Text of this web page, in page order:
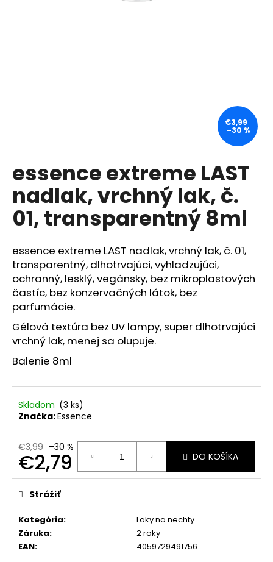
essence extreme LAST
nadlak, vrchný lak, č.
01, transparentný 8ml
essence extreme LAST nadlak, vrchný lak, č. 01,
transparentný, dlhotrvajúci, vyhladzujúci,
ochranný, lesklý, vegánsky, bez mikroplastových
častíc, bez konzervačných látok, bez
parfumácie.
Gélová textúra bez UV lampy, super dlhotrvajúci
vrchný lak, menej sa olupuje.
Balenie 8ml
Skladom (3 ks)
Značka:Essence
€3,99 –30 %
€2,79
Jednotková
cena:
DO KOŠÍKA
Kategória:
Laky na nechty
Záruka:
2 roky
EAN: 4059729491756
Strážiť
€3,99
–30 %
O
d
p
r
ú
č
a
m
e
DERMOCOSMETICS
ŠKVRNÁM
DERMOKOZMETICKÝ
KRÉM
NA
ZJEDNOTENIE
TÓNU
PLETI
€10,79